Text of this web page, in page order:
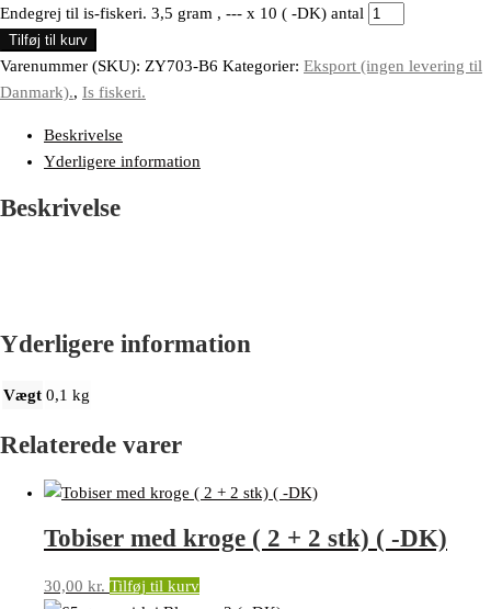
Endegrej til is-fiskeri. 3,5 gram , --- x 10 ( -DK) antal
Tilføj til kurv
Varenummer (SKU): ZY703-B6 Kategorier: Eksport (ingen levering til
Danmark)., Is fiskeri.
Beskrivelse
Yderligere information
Beskrivelse
Yderligere information
Vægt 0,1 kg
Relaterede varer
Tobiser med kroge ( 2 + 2 stk) ( -DK)
30,00 kr. Tilføj til kurv